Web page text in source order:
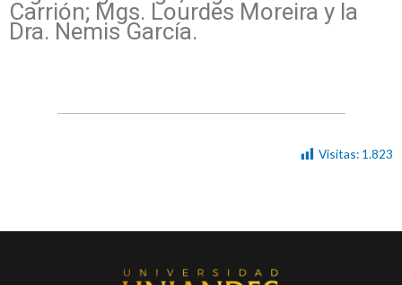
Carrión; Mgs. Lourdes Moreira y la
Dra. Nemis García.
Visitas: 1.823